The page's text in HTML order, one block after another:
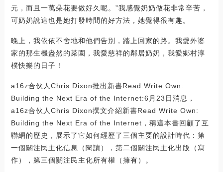
元，而且一萬朵花要做好久呢。”我感覺奶奶做花非常辛苦，
可奶奶說這也是她打發時間的好方法，她覺得很有趣。
晚上，我依依不舍地和他們告別，踏上回家的路。我愛外婆
家的那生機盎然的菜園，我愛慈祥的鄰居奶奶，我愛鄉村淳
樸快樂的日子！
a16z合伙人Chris Dixon推出新書Read Write Own:
Building the Next Era of the Internet:6月23日消息，
a16z合伙人Chris Dixon撰文介紹新書Read Write Own:
Building the Next Era of the Internet，稱這本書回顧了互
聯網的歷史，展示了它如何經歷了三個主要的設計時代：第
一個關注民主化信息（閱讀），第二個關注民主化出版（寫
作），第三個關注民主化所有權（擁有）。